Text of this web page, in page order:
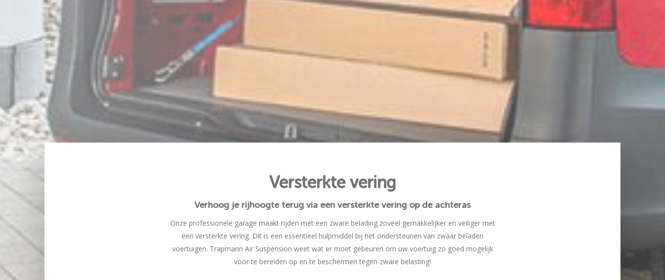
Versterkte vering
Verhoog je rijhoogte terug via een versterkte vering op de achteras
Onze professionele garage maakt rijden met een zware belading zoveel gemakkelijker en veiliger met
een versterkte vering. Dit is een essentieel hulpmiddel bij het ondersteunen van zwaar beladen
voertuigen. Trapmann Air Suspension weet wat er moet gebeuren om uw voertuig zo goed mogelijk
voor te bereiden op en te beschermen tegen zware belasting!